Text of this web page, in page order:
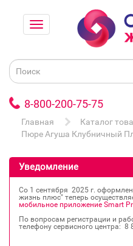
8-800-200-75-75
Главная
Каталог
Пюре Агуша Клубничный
Уведомление
Со 1 сентября 2025 г.
жизнь плюс" теперь
мобильное приложение Smart
По вопросам регистрации и
телефону сервисного центра: 8